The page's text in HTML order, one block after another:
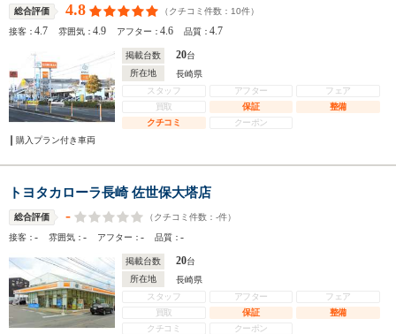
総合評価 4.8 （クチコミ件数： 10件）
接客：4.7 雰囲気：4.9 アフター：4.6 品質：4.7
掲載台数 20台
所在地
長崎県
スタッフ
アフター
フェア
買取
保証
整備
クチコミ
クーポン
購入プラン付き車両
トヨタカローラ長崎 佐世保大塔店
総合評価 - （クチコミ件数： -件）
接客：- 雰囲気：- アフター：- 品質：-
掲載台数 20台
所在地
長崎県
スタッフ
アフター
フェア
買取
保証
整備
クチコミ
クーポン